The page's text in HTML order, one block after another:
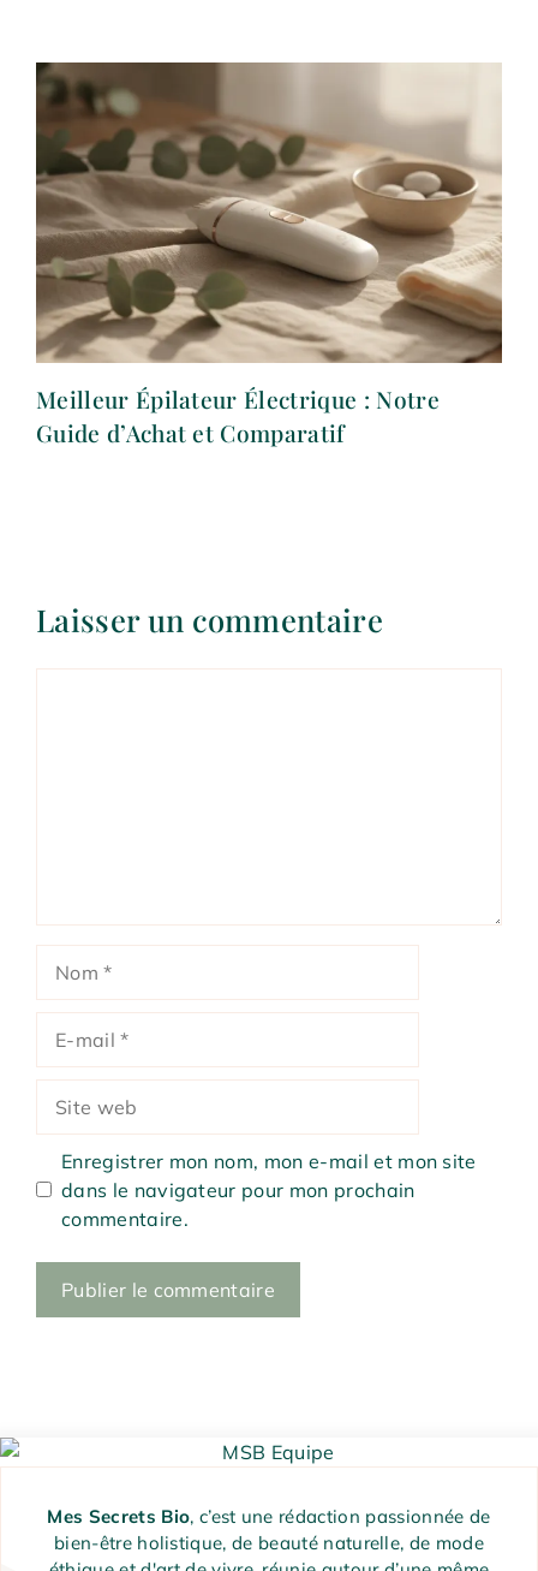
Meilleur Épilateur Électrique : Notre
Guide d’Achat et Comparatif
Laisser un commentaire
mail
web
Enregistrer mon nom, mon e-mail et mon site
dans le navigateur pour mon prochain
commentaire.
Mes Secrets Bio, c’est une rédaction passionnée de
bien-être holistique, de beauté naturelle, de mode